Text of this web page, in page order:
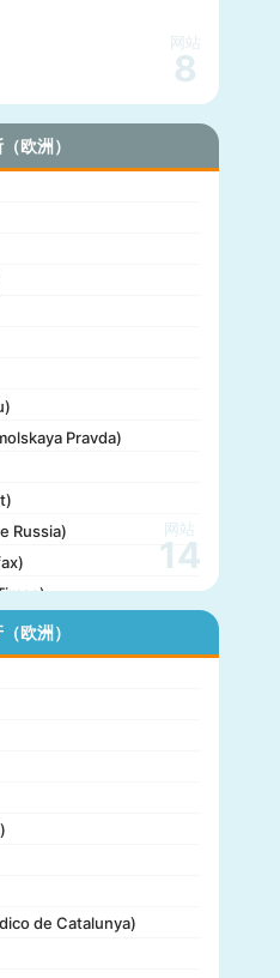
网站
8
欧洲）
Pravda)
Russia)
网站
14
欧洲）
de Catalunya)